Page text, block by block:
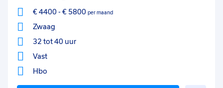
€ 4400- € 5800 per maand
Zwaag
32 tot 40 uur
Vast
Hbo